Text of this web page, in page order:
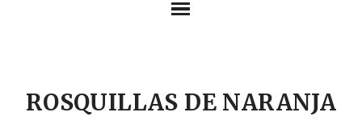
ROSQUILLAS DE NARANJA